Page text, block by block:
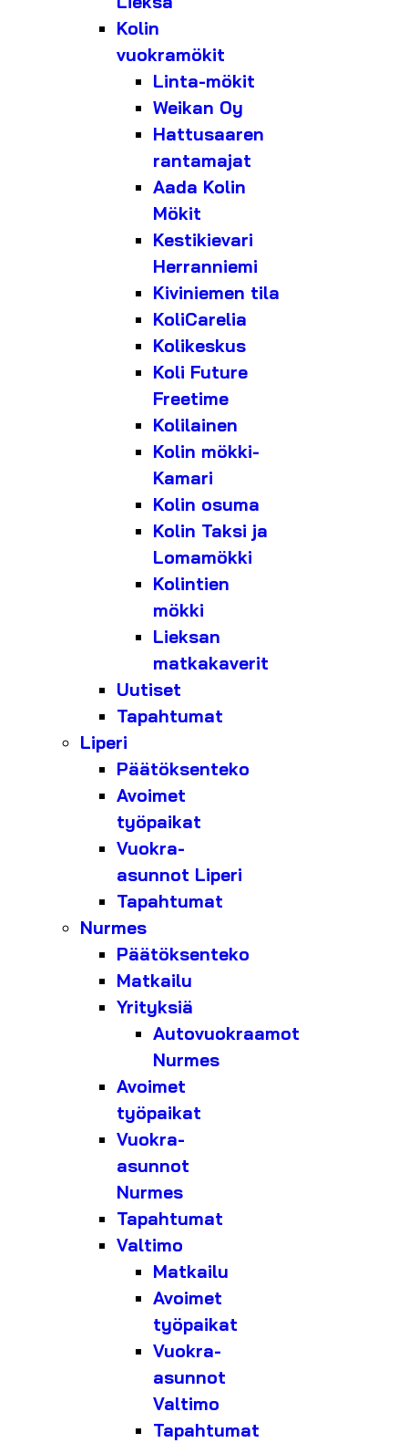
Kolin
vuokramökit
Linta-mökit
Weikan Oy
Hattusaaren
rantamajat
Aada Kolin
Mökit
Kestikievari
Herranniemi
Kiviniemen tila
KoliCarelia
Kolikeskus
Koli Future
Freetime
Kolilainen
Kolin mökki-
Kamari
Kolin osuma
Kolin Taksi ja
Lomamökki
Kolintien
mökki
Lieksan
matkakaverit
Uutiset
Tapahtumat
Liperi
Päätöksenteko
Avoimet
työpaikat
Vuokra-
asunnot Liperi
Tapahtumat
Nurmes
Päätöksenteko
Matkailu
Yrityksiä
Autovuokraamot
Nurmes
Avoimet
työpaikat
Vuokra-
asunnot
Nurmes
Tapahtumat
Valtimo
Matkailu
Avoimet
työpaikat
Vuokra-
asunnot
Valtimo
Tapahtumat